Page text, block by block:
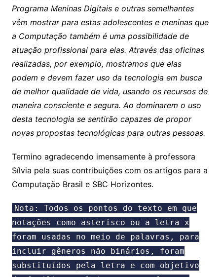
Programa Meninas Digitais e outras semelhantes
vêm mostrar para estas adolescentes e meninas que
a Computação também é uma possibilidade de
atuação profissional para elas. Através das oficinas
realizadas, por exemplo, mostramos que elas
podem e devem fazer uso da tecnologia em busca
de melhor qualidade de vida, usando os recursos de
maneira consciente e segura. Ao dominarem o uso
desta tecnologia se sentirão capazes de propor
novas propostas tecnológicas para outras pessoas.
Termino agradecendo imensamente à professora
Sílvia pela suas contribuições com os artigos para a
Computação Brasil e SBC Horizontes.
Nota: Todos os pontos do texto em que
notações como asterisco ou a letra x
foram usadas no meio de palavras, para
incluir gêneros não binários, foram
substituídos pela letra e com objetivo